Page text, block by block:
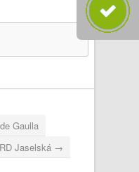
Gaulla
RD Jaselská →